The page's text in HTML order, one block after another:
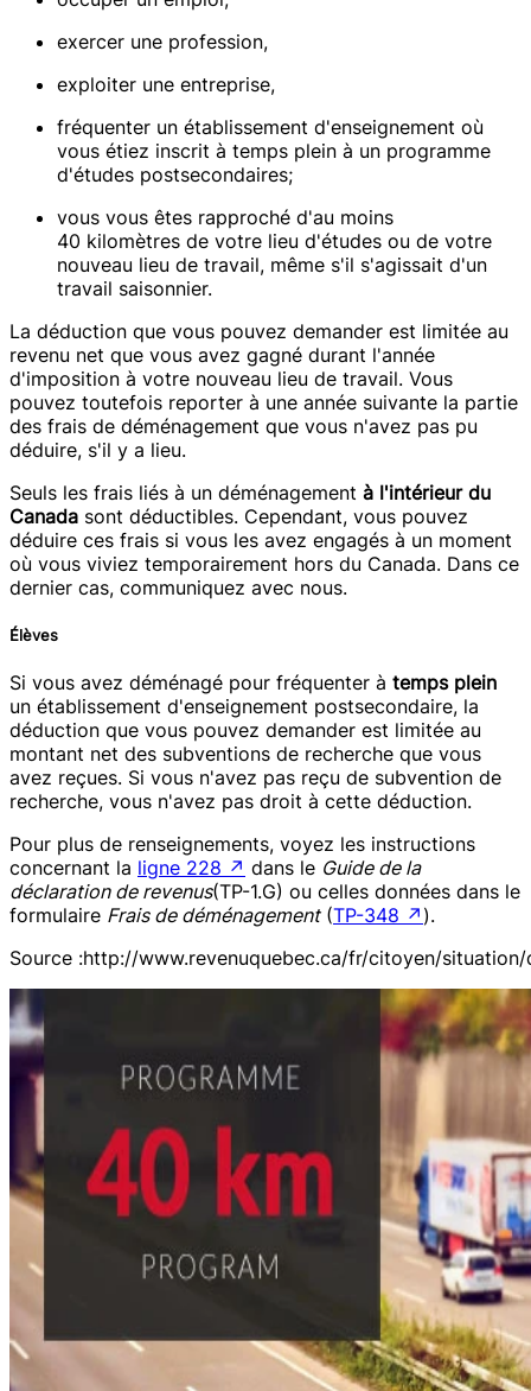
exercer une profession,
exploiter une entreprise,
fréquenter un établissement d'enseignement où
vous étiez inscrit à temps plein à un programme
d'études postsecondaires;
vous vous êtes rapproché d'au moins
40 kilomètres de votre lieu d'études ou de votre
nouveau lieu de travail, même s'il s'agissait d'un
travail saisonnier.
La déduction que vous pouvez demander est limitée au
revenu net que vous avez gagné durant l'année
d'imposition à votre nouveau lieu de travail. Vous
pouvez toutefois reporter à une année suivante la partie
des frais de déménagement que vous n'avez pas pu
déduire, s'il y a lieu.
Seuls les frais liés à un déménagement à l'intérieur du
Canada sont déductibles. Cependant, vous pouvez
déduire ces frais si vous les avez engagés à un moment
où vous viviez temporairement hors du Canada. Dans ce
dernier cas, communiquez avec nous.
Élèves
Si vous avez déménagé pour fréquenter à temps plein
un établissement d'enseignement postsecondaire, la
déduction que vous pouvez demander est limitée au
montant net des subventions de recherche que vous
avez reçues. Si vous n'avez pas reçu de subvention de
recherche, vous n'avez pas droit à cette déduction.
Pour plus de renseignements, voyez les instructions
concernant la ligne 228 ↗ dans le Guide de la
déclaration de revenus(TP-1.G) ou celles données dans le
formulaire Frais de déménagement(TP-348 ↗ ).
Source :http://www.revenuquebec.ca/fr/citoyen/